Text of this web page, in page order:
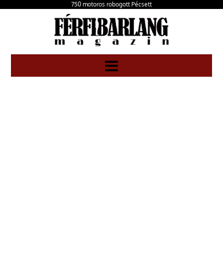
750 motoros robogott Pécsett